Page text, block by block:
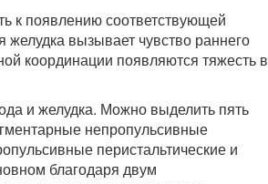
к появлению соответствующей
желудка вызывает чувство раннего
координации появляются тяжесть в
и желудка. Можно выделить пять
непропульсивные
перистальтические и
благодаря двум